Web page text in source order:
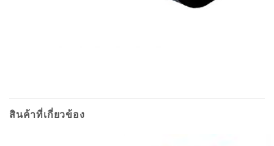
สินค้าที่เกี่ยวข้อง